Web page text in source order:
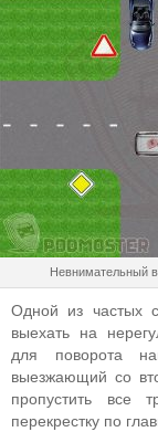
Невнимательный
Одной из частых
выехать на
для поворота
выезжающий со
пропустить все
перекрестку по